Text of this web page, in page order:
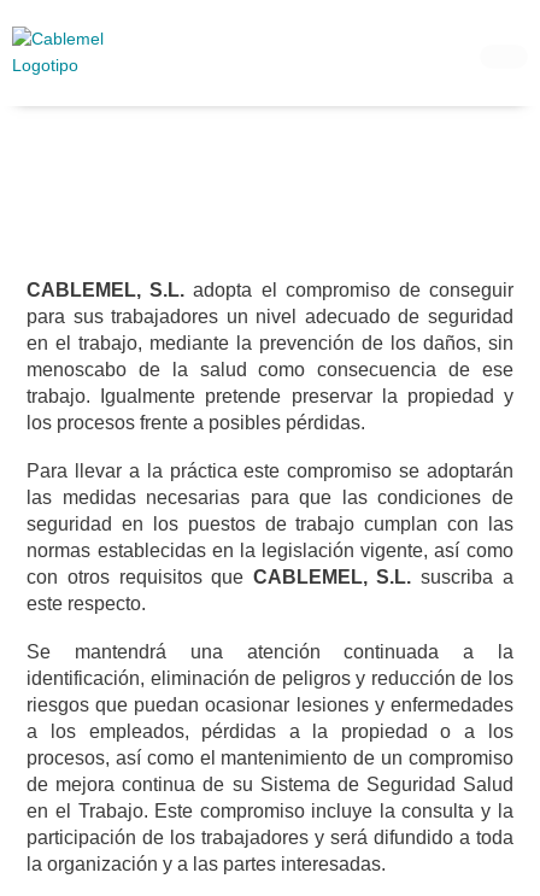
contenido
CABLEMEL, S.L. adopta el compromiso de conseguir
para sus trabajadores un nivel adecuado de seguridad
en el trabajo, mediante la prevención de los daños, sin
menoscabo de la salud como consecuencia de ese
trabajo. Igualmente pretende preservar la propiedad y
los procesos frente a posibles pérdidas.
Para llevar a la práctica este compromiso se adoptarán
las medidas necesarias para que las condiciones de
seguridad en los puestos de trabajo cumplan con las
normas establecidas en la legislación vigente, así como
con otros requisitos que CABLEMEL, S.L. suscriba a
este respecto.
Se mantendrá una atención continuada a la
identificación, eliminación de peligros y reducción de los
riesgos que puedan ocasionar lesiones y enfermedades
a los empleados, pérdidas a la propiedad o a los
procesos, así como el mantenimiento de un compromiso
de mejora continua de su Sistema de Seguridad Salud
en el Trabajo. Este compromiso incluye la consulta y la
participación de los trabajadores y será difundido a toda
la organización y a las partes interesadas.